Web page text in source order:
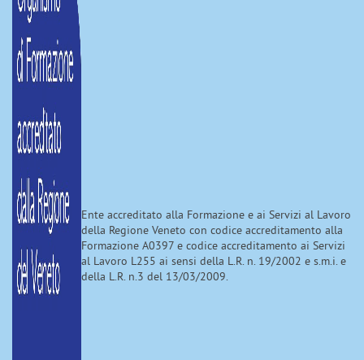
Ente accreditato alla Formazione e ai Servizi al Lavoro
della Regione Veneto con codice accreditamento alla
Formazione A0397 e codice accreditamento ai Servizi
al Lavoro L255 ai sensi della L.R. n. 19/2002 e s.m.i. e
della L.R. n.3 del 13/03/2009.